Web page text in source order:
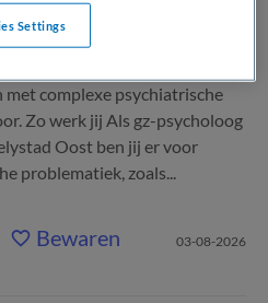
complexe psychiatrische
Zo werk jij Als gz-psycholoog
Oost ben jij er voor
problematiek, zoals...
Bewaren 03-08-2026
Settings